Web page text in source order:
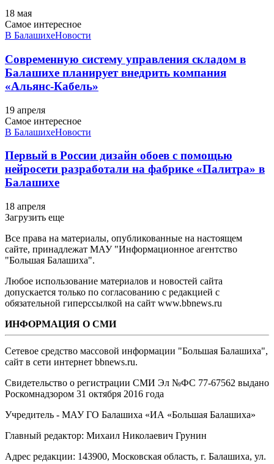
18 мая
Самое интересное
В БалашихеНовости
Современную систему управления складом в
Балашихе планирует внедрить компания
«Альянс-Кабель»
19 апреля
Самое интересное
В БалашихеНовости
Первый в России дизайн обоев с помощью
нейросети разработали на фабрике «Палитра» в
Балашихе
18 апреля
Загрузить еще
Все права на материалы, опубликованные на настоящем
сайте, принадлежат МАУ "Информационное агентство
"Большая Балашиха".
Любое использование материалов и новостей сайта
допускается только по согласованию с редакцией с
обязательной гиперссылкой на сайт www.bbnews.ru
ИНФОРМАЦИЯ О СМИ
Сетевое средство массовой информации "Большая Балашиха",
сайт в сети интернет bbnews.ru.
Свидетельство о регистрации СМИ Эл №ФС ‎77-67562 выдано
Роскомнадзором 31 октября 2016 года
Учредитель - МАУ ГО Балашиха «ИА «Большая Балашиха»
Главный редактор: Михаил Николаевич Грунин
Адрес редакции: 143900, Московская область, г. Балашиха, ул.